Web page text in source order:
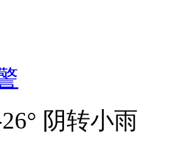
阴转小雨